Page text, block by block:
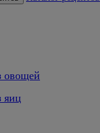
овощей
яиц